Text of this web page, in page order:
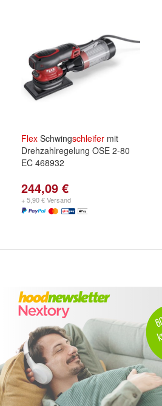
Flex Schwingschleifer mit
Drehzahlregelung OSE 2-80
EC 468932
244,09 €
+ 5,90 € Versand